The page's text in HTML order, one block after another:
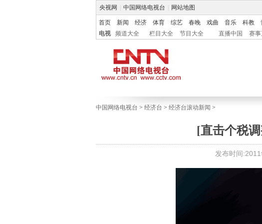
央视网 中国网络电视台 网站地图
首页 新闻 经济 体育 综艺 春晚 戏曲 音乐 科教
电视
频道大全 栏目大全 节目大全 直播中国 赛
中国网络电视台 > 经济台 > 经济台滚动新闻 >
[直击个税
发布时间